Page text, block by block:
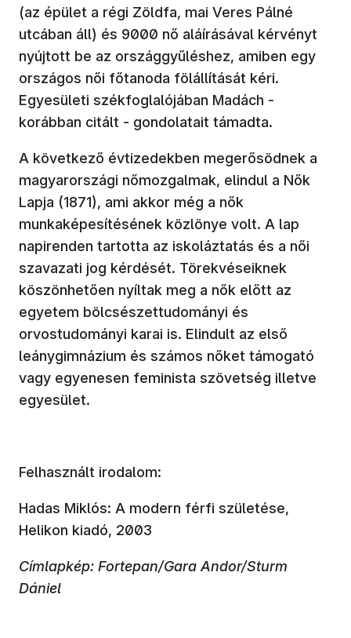
(az épület a régi Zöldfa, mai Veres Pálné
utcában áll) és 9000 nő aláírásával kérvényt
nyújtott be az országgyűléshez, amiben egy
országos női főtanoda fölállítását kéri.
Egyesületi székfoglalójában Madách -
korábban citált - gondolatait támadta.
A következő évtizedekben megerősödnek a
magyarországi nőmozgalmak, elindul a Nők
Lapja (1871), ami akkor még a nők
munkaképesítésének közlönye volt. A lap
napirenden tartotta az iskoláztatás és a női
szavazati jog kérdését. Törekvéseiknek
köszönhetően nyíltak meg a nők előtt az
egyetem bölcsészettudományi és
orvostudományi karai is. Elindult az első
leánygimnázium és számos nőket támogató
vagy egyenesen feminista szövetség illetve
egyesület.
Felhasznált irodalom:
Hadas Miklós: A modern férfi születése,
Helikon kiadó, 2003
Címlapkép: Fortepan/Gara Andor/Sturm
Dániel